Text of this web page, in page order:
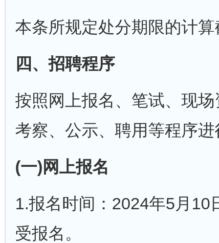
本条所规定处分期限的计
四、招聘程序
按照网上报名、笔试、现
考察、公示、聘用等程序进
(一)网上报名
1.报名时间：2024年5月10
受报名。